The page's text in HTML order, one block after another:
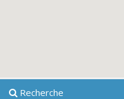
Recherche